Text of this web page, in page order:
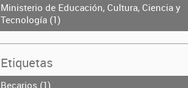
Ministerio de Educación, Cultura, Ciencia y
Tecnología (1)
Etiquetas
Becarios (1)